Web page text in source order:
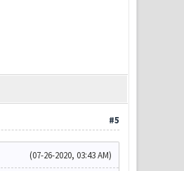
#5
(07-26-2020, 03:43 AM)